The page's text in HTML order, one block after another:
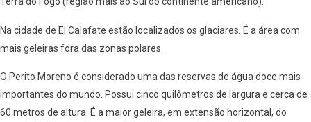
Na cidade de El Calafate estão localizados os glaciares. É a área com
mais geleiras fora das zonas polares.
O Perito Moreno é considerado uma das reservas de água doce mais
importantes do mundo. Possui cinco quilômetros de largura e cerca de
60 metros de altura. É a maior geleira, em extensão horizontal, do